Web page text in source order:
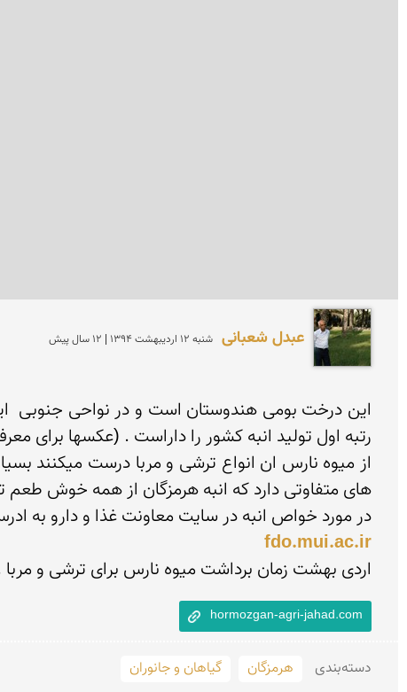
عبدل شعبانی شنبه 12 ارديبهشت 1394 | 12 سال پیش
در مورد خواص انبه در سایت معاونت غذا و دارو به
fdo.mui.ac.ir
اردی بهشت زمان برداشت میوه نارس برای ترشی و
hormozgan-agri-jahad.com
دسته‌بندی هرمزگان گیاهان و جانوران